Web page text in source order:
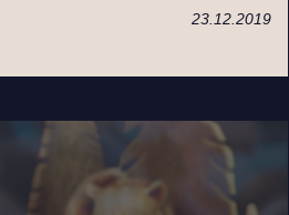
23.12.2019